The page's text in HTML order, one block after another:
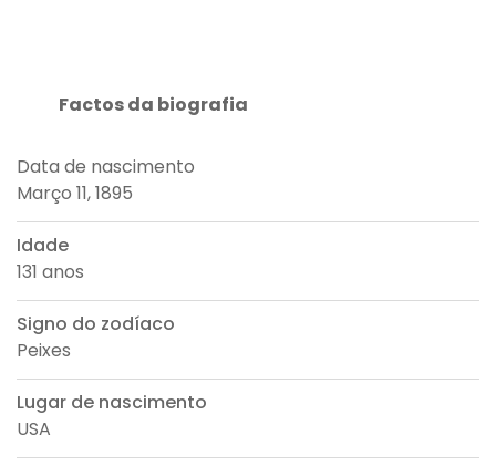
Factos da biografia
Data de nascimento
Março 11, 1895
Idade
131 anos
Signo do zodíaco
Peixes
Lugar de nascimento
USA